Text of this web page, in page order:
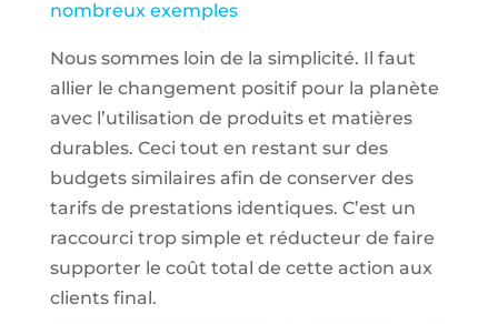
nombreux exemples
Nous sommes loin de la simplicité. Il faut
allier le changement positif pour la planète
avec l’utilisation de produits et matières
durables. Ceci tout en restant sur des
budgets similaires afin de conserver des
tarifs de prestations identiques. C’est un
raccourci trop simple et réducteur de faire
supporter le coût total de cette action aux
clients final.